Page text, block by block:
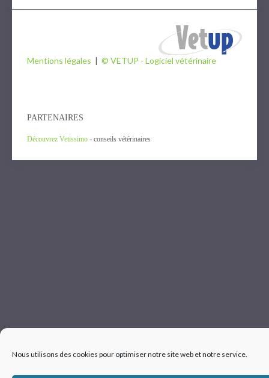
Nous utilisons des cookies pour optimiser notre site web et notre service.
Mentions légales | © VETUP - Logiciel vétérinaire
PARTENAIRES
Découvrez Vetissimo - conseils vétérinaires